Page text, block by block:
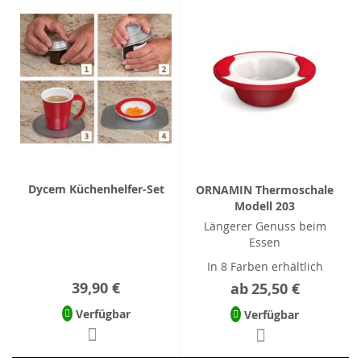
Dycem Küchenhelfer-Set
39,90 €
Verfügbar
ORNAMIN Thermoschale
Modell 203
Längerer Genuss beim
Essen
In 8 Farben erhältlich
ab25,50 €
Verfügbar